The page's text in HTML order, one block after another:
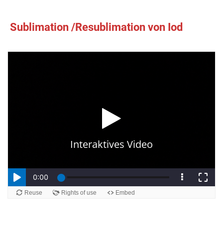
Sublimation /Resublimation von Iod